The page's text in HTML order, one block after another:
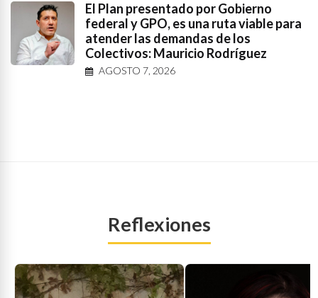
El Plan presentado por Gobierno
federal y GPO, es una ruta viable para
atender las demandas de los
Colectivos: Mauricio Rodríguez
AGOSTO 7, 2026
Reflexiones